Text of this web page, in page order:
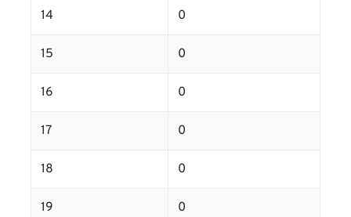
14 0
15 0
16 0
17 0
18 0
19 0